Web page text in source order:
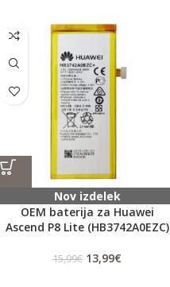
Nov izdelek
OEM baterija za Huawei
Ascend P8 Lite (HB3742A0EZC)
15,99€ 13,99€